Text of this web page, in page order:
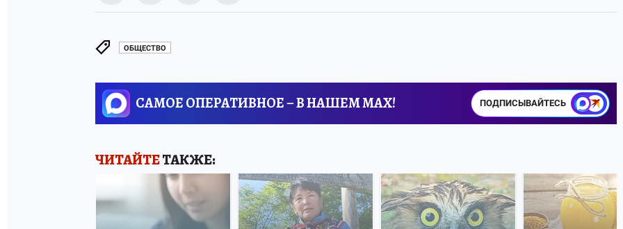
ОБЩЕСТВО
САМОЕ ОПЕРАТИВНОЕ – В НАШЕМ MAX! ПОДПИСЫВАЙТЕСЬ
ЧИТАЙТЕТАКЖЕ: